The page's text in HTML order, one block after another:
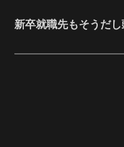
新卒就職先もそうだ